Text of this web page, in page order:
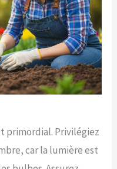
primordial. Privilégiez
car la lumière est